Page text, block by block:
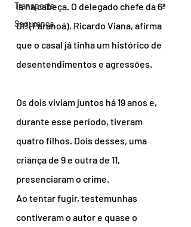
Transporte
Segurança
la na cabeça. O delegado chefe da 6ª
DP (Paranoá), Ricardo Viana, afirma
que o casal já tinha um histórico de
desentendimentos e agressões.
Os dois viviam juntos há 19 anos e,
durante esse período, tiveram
quatro filhos. Dois desses, uma
criança de 9 e outra de 11,
presenciaram o crime.
Ao tentar fugir, testemunhas
contiveram o autor e quase o